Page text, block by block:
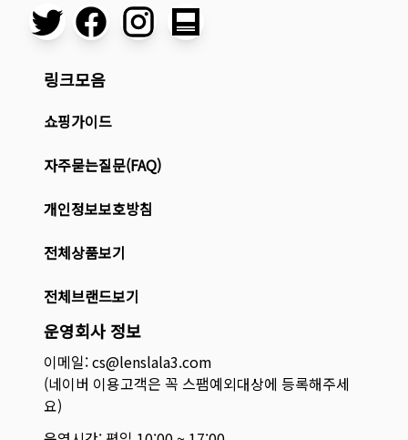
링크모음
쇼핑가이드
자주묻는질문(FAQ)
개인정보보호방침
전체상품보기
전체브랜드보기
운영회사 정보
이메일: cs@lenslala3.com
(네이버 이용고객은 꼭 스팸예외대상에 등록해주세
요)